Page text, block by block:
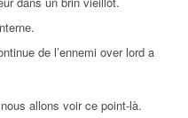
de l’ennemi over lord a
allons voir ce point-là.